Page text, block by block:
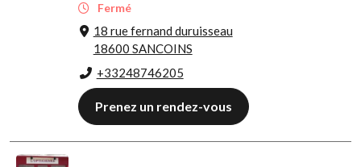
Fermé
18 rue fernand duruisseau
18600 SANCOINS
+33248746205
Prenez un rendez-vous